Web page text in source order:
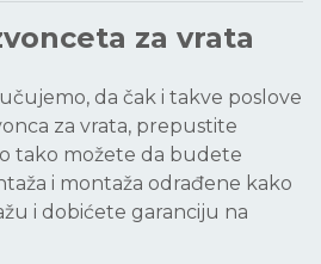
za vrata
da čak i takve poslove
za vrata, prepustite
tako možete da budete
i montaža odrađene kako
i dobićete garanciju na